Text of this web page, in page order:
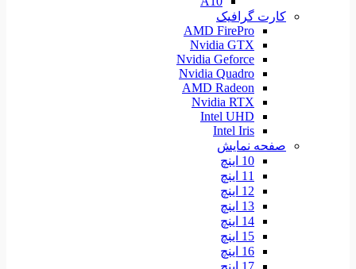
کارت گرافیک
AMD FirePro
Nvidia GTX
Nvidia Geforce
Nvidia Quadro
AMD Radeon
Nvidia RTX
Intel UHD
Intel Iris
صفحه نمایش
10 اینچ
11 اینچ
12 اینچ
13 اینچ
14 اینچ
15 اینچ
16 اینچ
17 اینچ